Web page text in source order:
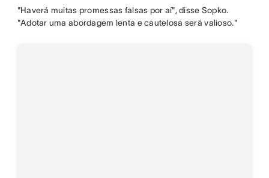
"Haverá muitas promessas falsas por aí", disse Sopko.
"Adotar uma abordagem lenta e cautelosa será valioso."